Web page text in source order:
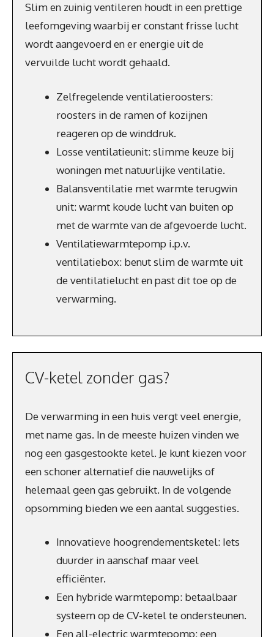
Slim en zuinig ventileren houdt in een prettige
leefomgeving waarbij er constant frisse lucht
wordt aangevoerd en er energie uit de
vervuilde lucht wordt gehaald.
Zelfregelende ventilatieroosters:
roosters in de ramen of kozijnen
reageren op de winddruk.
Losse ventilatieunit: slimme keuze bij
woningen met natuurlijke ventilatie.
Balansventilatie met warmte terugwin
unit: warmt koude lucht van buiten op
met de warmte van de afgevoerde lucht.
Ventilatiewarmtepomp i.p.v.
ventilatiebox: benut slim de warmte uit
de ventilatielucht en past dit toe op de
verwarming.
CV-ketel zonder gas?
De verwarming in een huis vergt veel energie,
met name gas. In de meeste huizen vinden we
nog een gasgestookte ketel. Je kunt kiezen voor
een schoner alternatief die nauwelijks of
helemaal geen gas gebruikt. In de volgende
opsomming bieden we een aantal suggesties.
Innovatieve hoogrendementsketel: Iets
duurder in aanschaf maar veel
efficiënter.
Een hybride warmtepomp: betaalbaar
systeem op de CV-ketel te ondersteunen.
Een all-electric warmtepomp: een